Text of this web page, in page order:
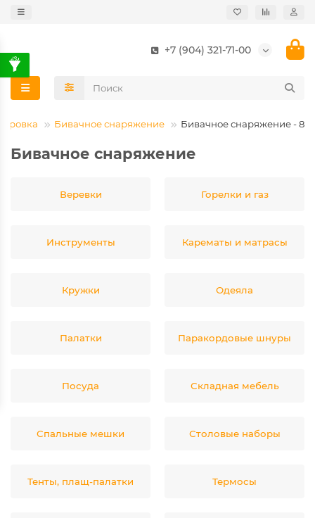
+7 (904) 321-71-00
Бивачное снаряжение Бивачное снаряжение - 8
Бивачное снаряжение
Веревки Горелки и газ
Инструменты Карематы и матрасы
Кружки Одеяла
Палатки Паракордовые шнуры
Посуда Складная мебель
Спальные мешки Столовые наборы
Тенты, плащ-палатки Термосы